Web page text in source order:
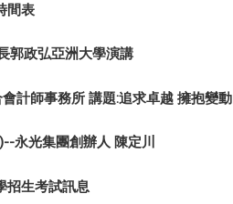
間表
郭政弘亞洲大學演講
計師事務所 講題:追求卓越 擁抱變動
永光集團創辦人 陳定川
102學年度碩博士班甄試入學招生考試訊息‏